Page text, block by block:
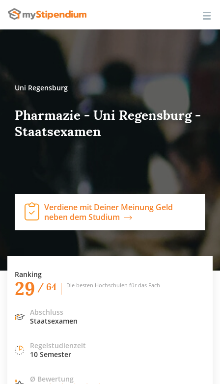
Uni Regensburg
Pharmazie - Uni Regensburg -
Staatsexamen
Verdiene mit Deiner Meinung Geld
neben dem Studium
Ranking
29 / 64 Die besten Hochschulen für das Fach
Abschluss
Staatsexamen
Regelstudienzeit
10 Semester
Ø Bewertung